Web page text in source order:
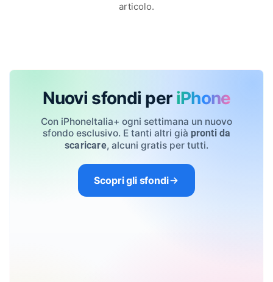
articolo.
Nuovi sfondi per iPhone
Con iPhoneItalia+ ogni settimana un nuovo
sfondo esclusivo. E tanti altri già pronti da
scaricare, alcuni gratis per tutti.
Scopri gli sfondi